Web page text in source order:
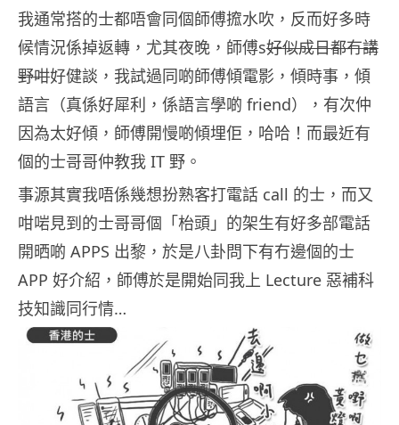
我通常搭的士都唔會同個師傅搲水吹，反而好多時
候情況係掉返轉，尤其夜晚，師傅s好似成日都冇講
野咁好健談，我試過同啲師傅傾電影，傾時事，傾
語言（真係好犀利，係語言學啲 friend），有次仲
因為太好傾，師傅開慢啲傾埋佢，哈哈！而最近有
個的士哥哥仲教我 IT 野。
事源其實我唔係幾想扮熟客打電話 call 的士，而又
咁啱見到的士哥哥個「枱頭」的架生有好多部電話
開晒啲 APPS 出黎，於是八卦問下有冇邊個的士
APP 好介紹，師傅於是開始同我上 Lecture 惡補科
技知識同行情…